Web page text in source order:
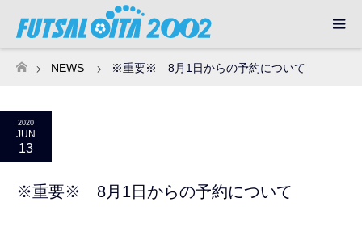
ホーム
NEWS ※重要※ 8月1日からの予約について
2020
JUN
13
※重要※ 8月1日からの予約について